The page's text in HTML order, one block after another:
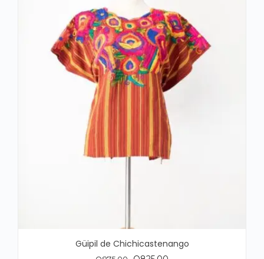
Güipil de Chichicastenango